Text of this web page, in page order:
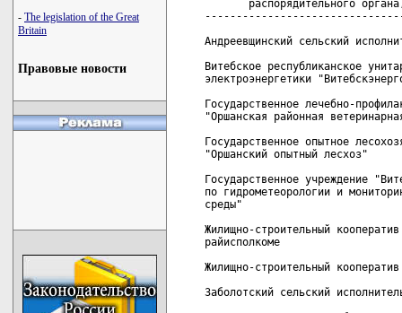
- The legislation of the Great
Britain
Правовые новости